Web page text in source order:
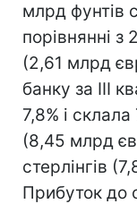
млрд фунтів
порівнянні з
(2,61 млрд
банку за III
7,8% і
(8,45 млрд
стерлінгів
Прибуток до